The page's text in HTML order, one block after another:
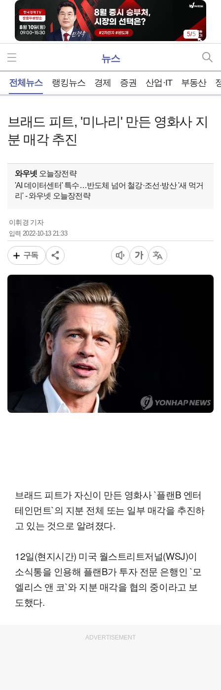
5/5
뉴스
전체뉴스 랭킹뉴스 경제 증권 산업·IT 부동산
브래드 피트, '미나리' 만든 영화사 지
분 매각 추진
와우넷 오늘장전략
'AI 데이터센터' 특수…반도체 넘어 철강·조선·방산 '새 먹거
리' - 와우넷 오늘장전략
이휘경 기자
입력2022-10-13 21:33
구독
브래드 피트가 자신이 만든 영화사 `플랜B 엔터
테인먼트`의 지분 전체 또는 일부 매각을 추진하
고 있는 것으로 알려졌다.
12일(현지시간) 미국 월스트리트저널(WSJ)이
소식통을 인용해 플랜B가 투자 전문 은행인 `모
엘리스 앤 코`와 지분 매각을 협의 중이라고 보
도했다.
ADVERTISEMENT